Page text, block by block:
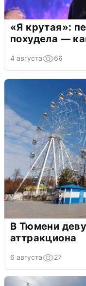
«Я крутая»:
похудела —
4 августа 66
В Тюмени
аттракциона
6 августа 27